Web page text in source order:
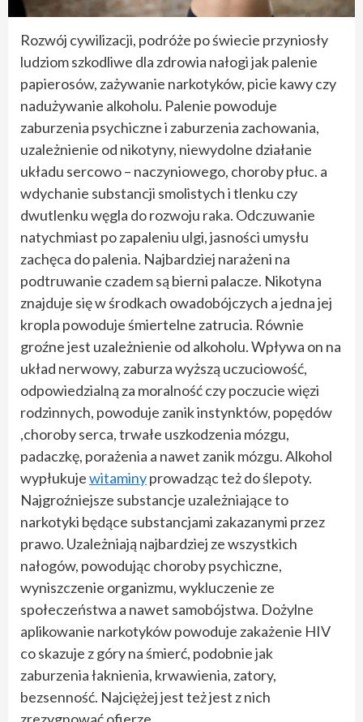
Rozwój cywilizacji, podróże po świecie przyniosły
ludziom szkodliwe dla zdrowia nałogi jak palenie
papierosów, zażywanie narkotyków, picie kawy czy
nadużywanie alkoholu. Palenie powoduje
zaburzenia psychiczne i zaburzenia zachowania,
uzależnienie od nikotyny, niewydolne działanie
układu sercowo – naczyniowego, choroby płuc. a
wdychanie substancji smolistych i tlenku czy
dwutlenku węgla do rozwoju raka. Odczuwanie
natychmiast po zapaleniu ulgi, jasności umysłu
zachęca do palenia. Najbardziej narażeni na
podtruwanie czadem są bierni palacze. Nikotyna
znajduje się w środkach owadobójczych a jedna jej
kropla powoduje śmiertelne zatrucia. Równie
groźne jest uzależnienie od alkoholu. Wpływa on na
układ nerwowy, zaburza wyższą uczuciowość,
odpowiedzialną za moralność czy poczucie więzi
rodzinnych, powoduje zanik instynktów, popędów
,choroby serca, trwałe uszkodzenia mózgu,
padaczkę, porażenia a nawet zanik mózgu. Alkohol
wypłukujewitaminyprowadząc też do ślepoty.
Najgroźniejsze substancje uzależniające to
narkotyki będące substancjami zakazanymi przez
prawo. Uzależniają najbardziej ze wszystkich
nałogów, powodując choroby psychiczne,
wyniszczenie organizmu, wykluczenie ze
społeczeństwa a nawet samobójstwa. Dożylne
aplikowanie narkotyków powoduje zakażenie HIV
co skazuje z góry na śmierć, podobnie jak
zaburzenia łaknienia, krwawienia, zatory,
bezsenność. Najciężej jest też jest z nich